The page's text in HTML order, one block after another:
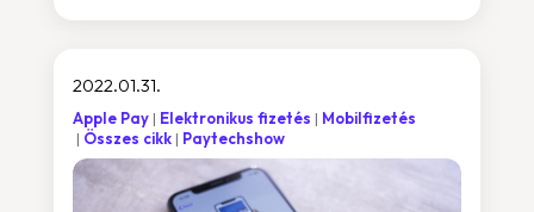
2022.01.31.
Apple Pay Elektronikus fizetés
Mobilfizetés
Összes cikk
Paytechshow